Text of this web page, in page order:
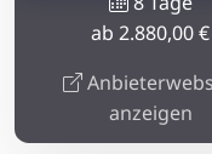
ab 2.880,00 €
anzeigen